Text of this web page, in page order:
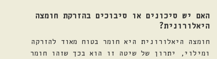
האם יש סיכונים או סיבוכים בהזרקת חומצה
היאלורונית?
חומצה היאלורונית היא חומר בטוח מאוד להזרקה
ומילוי, יתרון של שיטה זו הוא בכך שזהו חומר